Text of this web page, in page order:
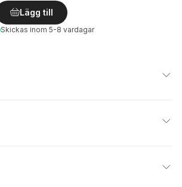
Lägg till
Skickas inom 5-8 vardagar